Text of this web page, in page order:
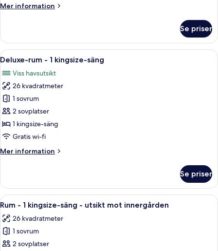
sängar
Mer information
Mer
rum
2
sängar
Se priser
Öppna
alla
foton
för
Deluxe-
rum
-
1
säng
Ett hotellrum med ett stort fönster,
6
Deluxe-rum - 1 kingsize-säng
Viss havsutsikt
26 kvadratmeter
1 sovrum
2 sovplatser
1 kingsize-säng
Gratis wi-fi
Mer information
Mer
rum
1
säng
Se priser
Öppna
alla
foton
för
Rum
Ett hotellrum med en säng i trä, ett
6
Rum - 1 kingsize-säng - utsikt mot innergården
26 kvadratmeter
1 sovrum
2 sovplatser